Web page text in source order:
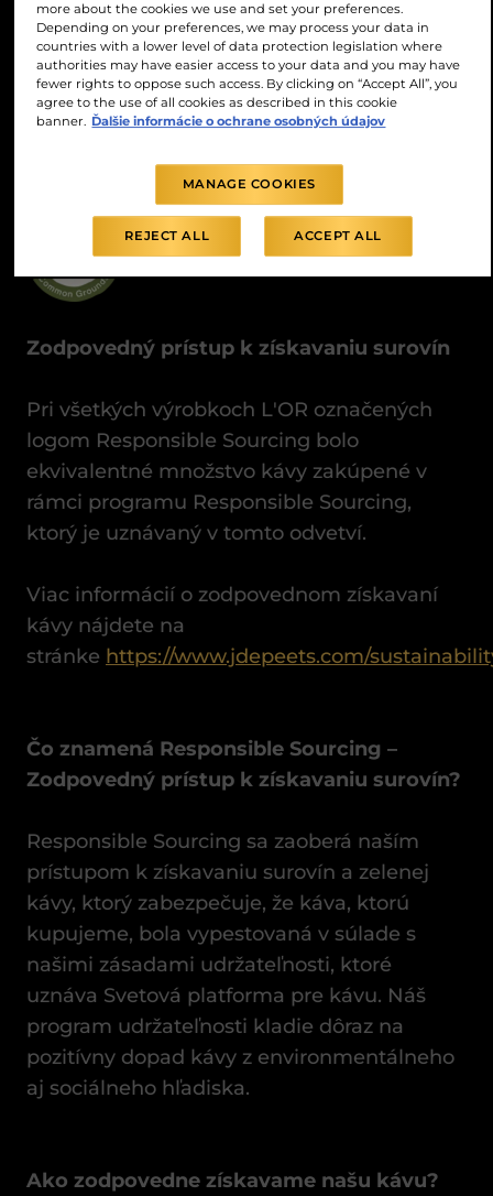
ovplyvniť našu planétu, jej obyvateľov
a budúcnosť kávy.
Zodpovedný prístup k získavaniu surovín
Pri všetkých výrobkoch L'OR označených
logom Responsible Sourcing bolo
ekvivalentné množstvo kávy zakúpené v
rámci programu Responsible Sourcing,
ktorý je uznávaný v tomto odvetví.
Viac informácií o zodpovednom získavaní
kávy nájdete na
stránke https://www.jdepeets.com/
Čo znamená Responsible Sourcing –
Zodpovedný prístup k získavaniu surovín?
Responsible Sourcing sa zaoberá naším
prístupom k získavaniu surovín a zelenej
kávy, ktorý zabezpečuje, že káva, ktorú
kupujeme, bola vypestovaná v súlade s
našimi zásadami udržateľnosti, ktoré
uznáva Svetová platforma pre kávu. Náš
program udržateľnosti kladie dôraz na
pozitívny dopad kávy z environmentálneho
aj sociálneho hľadiska.
Ako zodpovedne získavame našu kávu?
more about the cookies we use and set your preferences.
Depending on your preferences, we may process your data in
countries with a lower level of data protection legislation where
authorities may have easier access to your data and you may have
fewer rights to oppose such access. By clicking on “Accept All”, you
agree to the use of all cookies as described in this cookie
banner. Ďalšie informácie o ochrane osobných údajov
MANAGE COOKIES
REJECT ALL ACCEPT ALL